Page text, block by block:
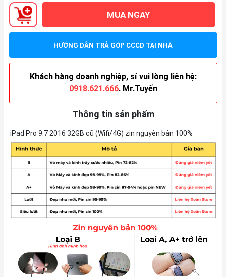
MUA NGAY
HƯỚNG DẪN TRẢ GÓP CCCD TẠI NHÀ
Khách hàng doanh nghiệp, sỉ vui lòng liên hệ:
0918.621.666. Mr.Tuyến
Thông tin sản phẩm
iPad Pro 9.7 2016 32GB cũ (Wifi/4G) zin nguyên bản 100%